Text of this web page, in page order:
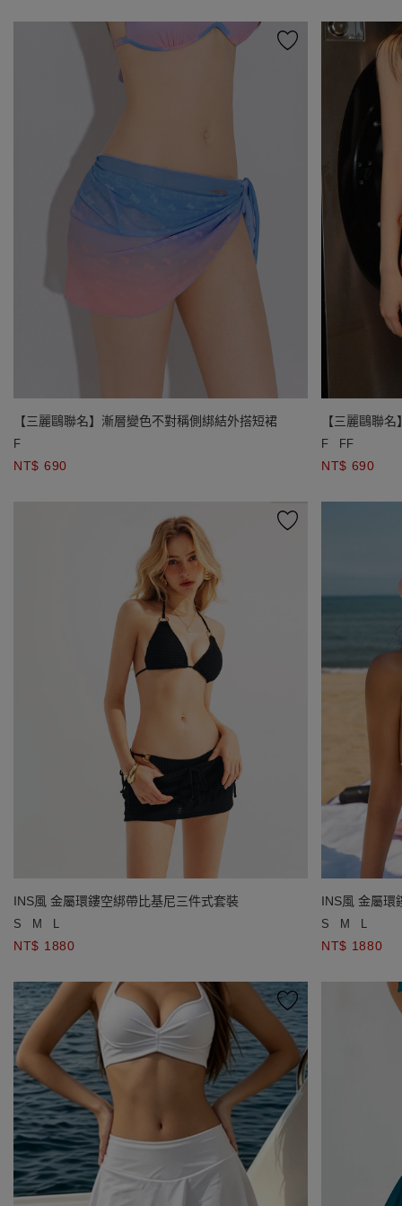
【三麗鷗聯名】漸層變色不對稱側綁結外搭短裙
F
NT$ 690
【三麗鷗聯
綁帶短裙
F FF
NT$ 690
INS風 金屬環鏤空綁帶比基尼三件式套裝
S M
NT$ 1880
INS風 金屬環
S M
NT$ 1880